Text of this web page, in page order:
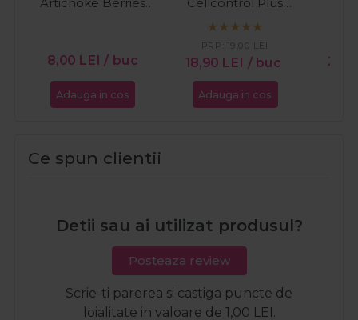
8,00 LEI / buc
Adauga in cos
Anghinare&L-
18,90 LEI / buc
PRP: 19,00 LEI
Adauga in cos
Ce spun clientii
Detii sau ai utilizat produsul?
Posteaza review
Scrie-ti parerea si castiga puncte de
loialitate in valoare de 1,00 LEI.